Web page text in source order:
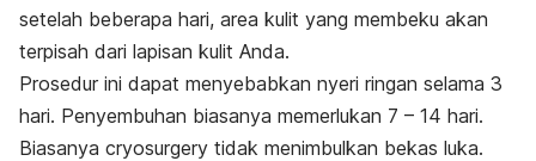
setelah beberapa hari, area kulit yang membeku akan
terpisah dari lapisan kulit Anda.
Prosedur ini dapat menyebabkan nyeri ringan selama 3
hari. Penyembuhan biasanya memerlukan 7 – 14 hari.
Biasanya cryosurgery tidak menimbulkan bekas luka.